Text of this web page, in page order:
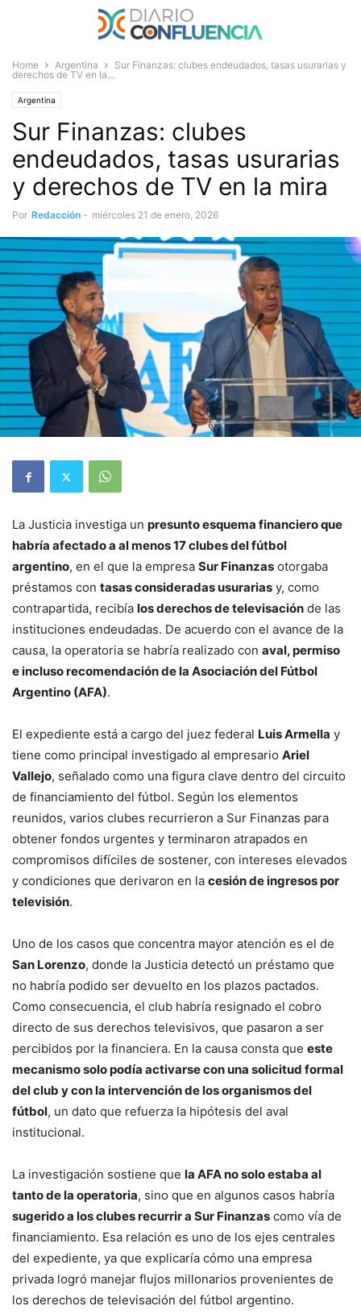
Home Argentina
Sur Finanzas: clubes endeudados, tasas usurarias y
derechos de TV en la...
Argentina
Sur Finanzas: clubes
endeudados, tasas usurarias
y derechos de TV en la mira
Por Redacción - miércoles 21 de enero, 2026
La Justicia investiga un presunto esquema financiero que
habría afectado a al menos 17 clubes del fútbol
argentino, en el que la empresa Sur Finanzas otorgaba
préstamos con tasas consideradas usurarias y, como
contrapartida, recibía los derechos de televisación de las
instituciones endeudadas. De acuerdo con el avance de la
causa, la operatoria se habría realizado con aval, permiso
e incluso recomendación de la Asociación del Fútbol
Argentino (AFA).
El expediente está a cargo del juez federal Luis Armella y
tiene como principal investigado al empresario Ariel
Vallejo, señalado como una figura clave dentro del circuito
de financiamiento del fútbol. Según los elementos
reunidos, varios clubes recurrieron a Sur Finanzas para
obtener fondos urgentes y terminaron atrapados en
compromisos difíciles de sostener, con intereses elevados
y condiciones que derivaron en la cesión de ingresos por
televisión.
Uno de los casos que concentra mayor atención es el de
San Lorenzo, donde la Justicia detectó un préstamo que
no habría podido ser devuelto en los plazos pactados.
Como consecuencia, el club habría resignado el cobro
directo de sus derechos televisivos, que pasaron a ser
percibidos por la financiera. En la causa consta que este
mecanismo solo podía activarse con una solicitud formal
del club y con la intervención de los organismos del
fútbol, un dato que refuerza la hipótesis del aval
institucional.
La investigación sostiene que la AFA no solo estaba al
tanto de la operatoria, sino que en algunos casos habría
sugerido a los clubes recurrir a Sur Finanzas como vía de
financiamiento. Esa relación es uno de los ejes centrales
del expediente, ya que explicaría cómo una empresa
privada logró manejar flujos millonarios provenientes de
los derechos de televisación del fútbol argentino.